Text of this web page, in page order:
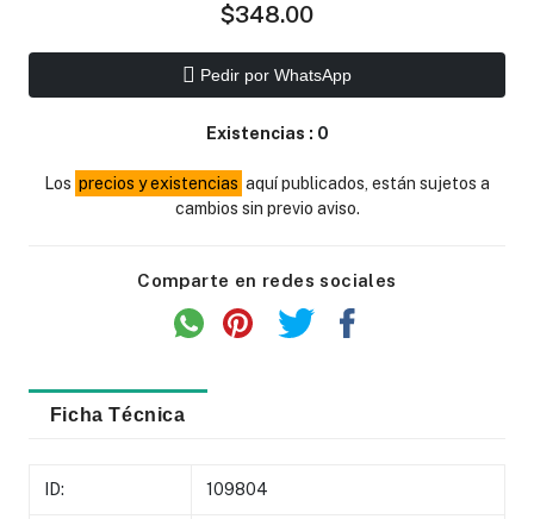
$348.00
Pedir por WhatsApp
Existencias : 0
Los precios y existencias aquí publicados, están sujetos a
cambios sin previo aviso.
Comparte en redes sociales
Ficha Técnica
ID: 109804